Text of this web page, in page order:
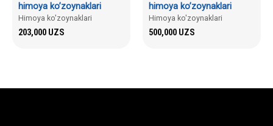
himoya ko’zoynaklari
Himoya ko'zoynaklari
203,000 UZS
himoya ko’zoynaklari
Himoya ko'zoynaklari
500,000 UZS